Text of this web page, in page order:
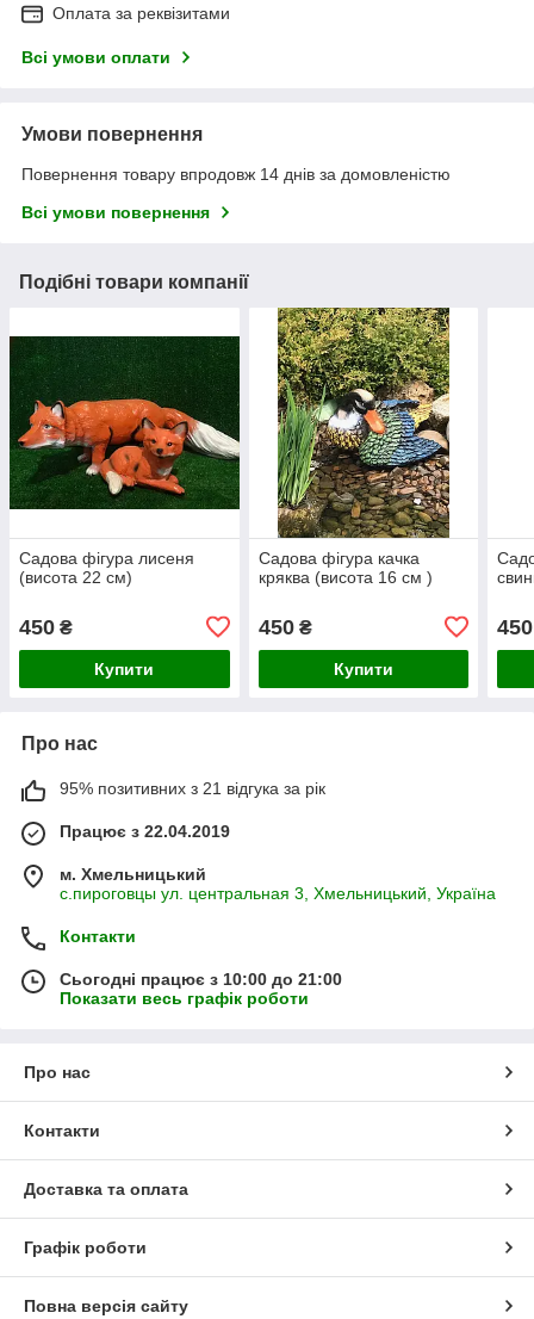
Оплата за реквізитами
Всі умови оплати
Умови повернення
Повернення товару впродовж 14 днів за домовленістю
Всі умови повернення
Подібні товари компанії
Садова фігура лисеня
(висота 22 см)
450 ₴
Купити
Садова фігура качка
кряква (висота 16 см )
450₴
Купити
450
Про нас
95% позитивних з 21 відгука за рік
Працює з 22.04.2019
м. Хмельницький
с.пироговцы ул. центральная 3, Хмельницький, Україна
Контакти
Сьогодні працює з 10:00 до 21:00
Показати весь графік роботи
Про нас
Контакти
Доставка та оплата
Графік роботи
Повна версія сайту